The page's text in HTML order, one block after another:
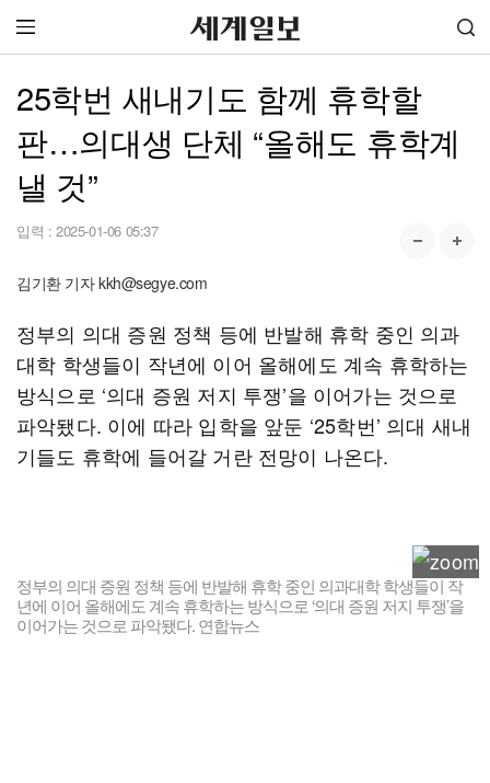
25학번 새내기도 함께 휴학할
판…의대생 단체 “올해도 휴학계
낼 것”
입력 : 2025-01-06 05:37
김기환 기자 kkh@segye.com
정부의 의대 증원 정책 등에 반발해 휴학 중인 의과
대학 학생들이 작년에 이어 올해에도 계속 휴학하는
방식으로 ‘의대 증원 저지 투쟁’을 이어가는 것으로
파악됐다. 이에 따라 입학을 앞둔 ‘25학번’ 의대 새내
기들도 휴학에 들어갈 거란 전망이 나온다.
정부의 의대 증원 정책 등에 반발해 휴학 중인 의과대학 학생들이 작
년에 이어 올해에도 계속 휴학하는 방식으로 ‘의대 증원 저지 투쟁’을
이어가는 것으로 파악됐다. 연합뉴스